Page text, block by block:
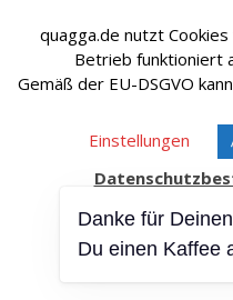
quagga.de nutzt
Betrieb funktioniert
Gemäß der EU-DSGVO
Einstellungen
Affiliate Links sind
Wir erhalten bei
Die Artikel werden
Danke für
Du einen Kaffee